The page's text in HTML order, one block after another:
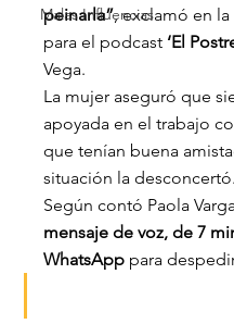
Malas Influencias
peinarla”, exclamó en
para el podcast ‘El
Vega.
La mujer aseguró que
apoyada en el trabajo
que tenían buena
situación la desconcertó.
Según contó Paola
mensaje de voz, de 7
WhatsApp para